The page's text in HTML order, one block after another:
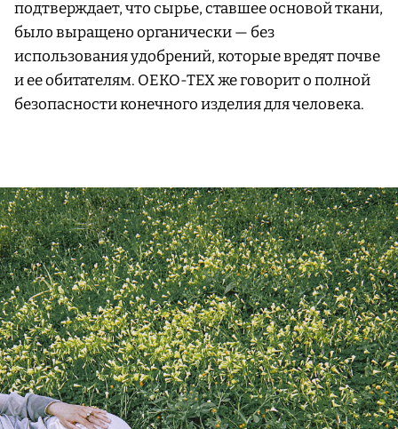
подтверждает, что сырье, ставшее основой ткани,
было выращено органически — без
использования удобрений, которые вредят почве
и ее обитателям. OEKO-TEX же говорит о полной
безопасности конечного изделия для человека.